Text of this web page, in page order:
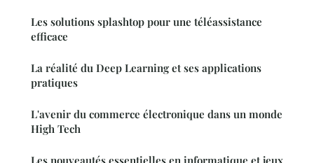
Les solutions splashtop pour une téléassistance
efficace
La réalité du Deep Learning et ses applications
pratiques
L'avenir du commerce électronique dans un monde
High Tech
Les nouveautés essentielles en informatique et jeux